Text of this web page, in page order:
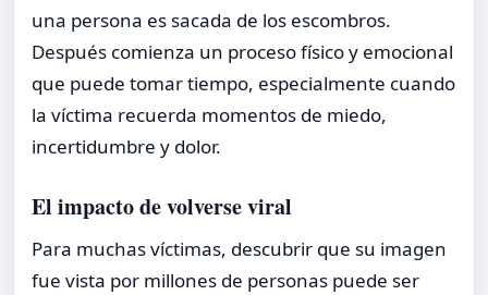
una persona es sacada de los escombros.
Después comienza un proceso físico y emocional
que puede tomar tiempo, especialmente cuando
la víctima recuerda momentos de miedo,
incertidumbre y dolor.
El impacto de volverse viral
Para muchas víctimas, descubrir que su imagen
fue vista por millones de personas puede ser